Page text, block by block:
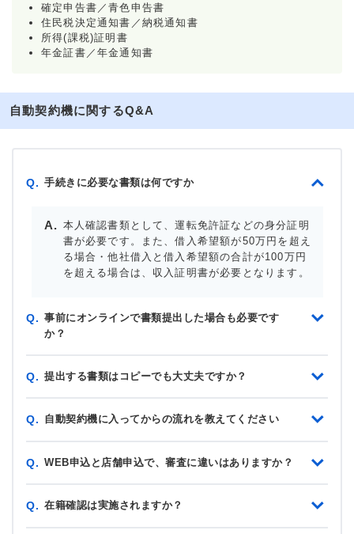
確定申告書／青色申告書
住民税決定通知書／納税通知書
所得(課税)証明書
年金証書／年金通知書
自動契約機に関するQ&A
Q. 手続きに必要な書類は何ですか
本人確認書類として、運転免許証などの身分証明
書が必要です。また、借入希望額が50万円を超え
る場合・他社借入と借入希望額の合計が100万円
を超える場合は、収入証明書が必要となります。
Q. 事前にオンラインで書類提出した場合も必要です
か？
Q. 提出する書類はコピーでも大丈夫ですか？
Q. 自動契約機に入ってからの流れを教えてください
Q. WEB申込と店舗申込で、審査に違いはありますか？
Q. 在籍確認は実施されますか？